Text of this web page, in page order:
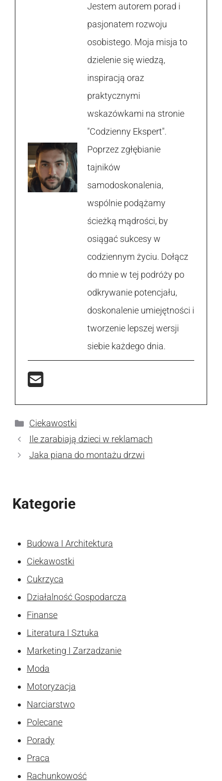
Jestem autorem porad i
pasjonatem rozwoju
osobistego. Moja misja to
dzielenie się wiedzą,
inspiracją oraz
praktycznymi
wskazówkami na stronie
"Codzienny Ekspert".
Poprzez zgłębianie
tajników
samodoskonalenia,
wspólnie podążamy
ścieżką mądrości, by
osiągać sukcesy w
codziennym życiu. Dołącz
do mnie w tej podróży po
odkrywanie potencjału,
doskonalenie umiejętności i
tworzenie lepszej wersji
siebie każdego dnia.
Kategorie
Ciekawostki
Ile zarabiają dzieci w reklamach
Jaka piana do montażu drzwi
Kategorie
Budowa I Architektura
Ciekawostki
Cukrzyca
Działalność Gospodarcza
Finanse
Literatura I Sztuka
Marketing I Zarzadzanie
Moda
Motoryzacja
Narciarstwo
Polecane
Porady
Praca
Rachunkowość